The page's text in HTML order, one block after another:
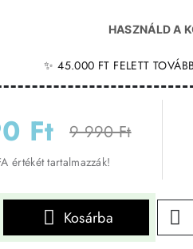
HASZNÁLD A
✨ 45.000 FT FELETT
Ft 9 990 Ft
értékét tartalmazzák!
Kosárba